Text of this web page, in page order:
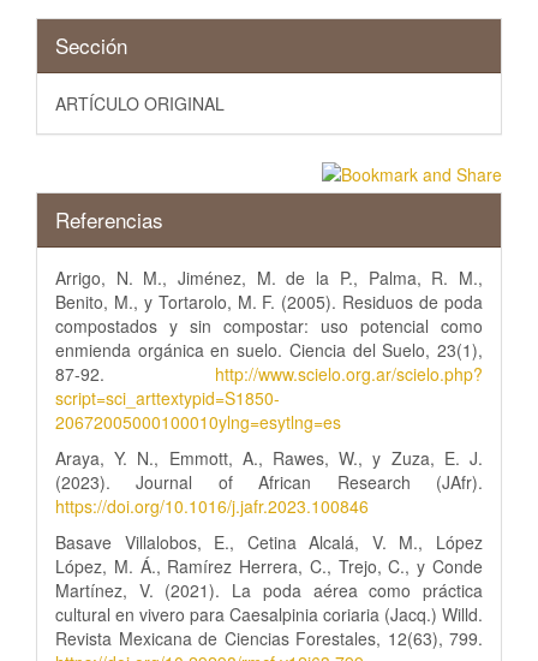
Sección
ARTÍCULO ORIGINAL
Referencias
Arrigo, N. M., Jiménez, M. de la P., Palma, R. M.,
Benito, M., y Tortarolo, M. F. (2005). Residuos de poda
compostados y sin compostar: uso potencial como
enmienda orgánica en suelo. Ciencia del Suelo, 23(1),
87-92. http://www.scielo.org.ar/scielo.php?
script=sci_arttextypid=S1850-
20672005000100010ylng=esytlng=es
Araya, Y. N., Emmott, A., Rawes, W., y Zuza, E. J.
(2023). Journal of African Research (JAfr).
https://doi.org/10.1016/j.jafr.2023.100846
Basave Villalobos, E., Cetina Alcalá, V. M., López
López, M. Á., Ramírez Herrera, C., Trejo, C., y Conde
Martínez, V. (2021). La poda aérea como práctica
cultural en vivero para Caesalpinia coriaria (Jacq.) Willd.
Revista Mexicana de Ciencias Forestales, 12(63), 799.